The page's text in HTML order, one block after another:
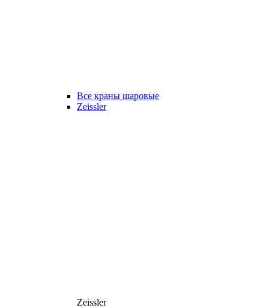
Все краны шаровые
Zeissler
Zeissler